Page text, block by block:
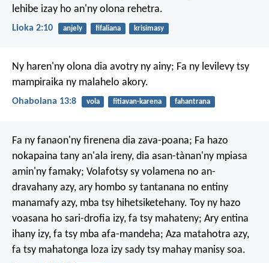
lehibe izay ho an'ny olona rehetra.
Lioka 2:10 anjely fifaliana krisimasy
Ny haren'ny olona dia avotry ny ainy; Fa ny levilevy tsy
mampiraika ny malahelo akory.
Ohabolana 13:8 vola fitiavan-karena fahantrana
Fa ny fanaon'ny firenena dia zava-poana; Fa hazo
nokapaina tany an'ala ireny, dia asan-tànan'ny mpiasa
amin'ny famaky; Volafotsy sy volamena no an-
dravahany azy, ary hombo sy tantanana no entiny
manamafy azy, mba tsy hihetsiketehany. Toy ny hazo
voasana ho sari-drofia izy, fa tsy mahateny; Ary entina
ihany izy, fa tsy mba afa-mandeha; Aza matahotra azy,
fa tsy mahatonga loza izy sady tsy mahay manisy soa.